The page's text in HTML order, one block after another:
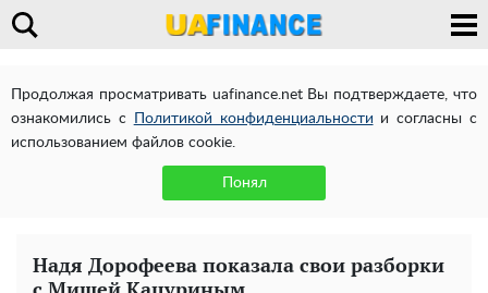
Продолжая просматривать uafinance.net Вы подтверждаете, что
ознакомились с
Политикой конфиденциальности и согласны с
использованием файлов cookie.
Понял
Надя Дорофеева показала свои разборки